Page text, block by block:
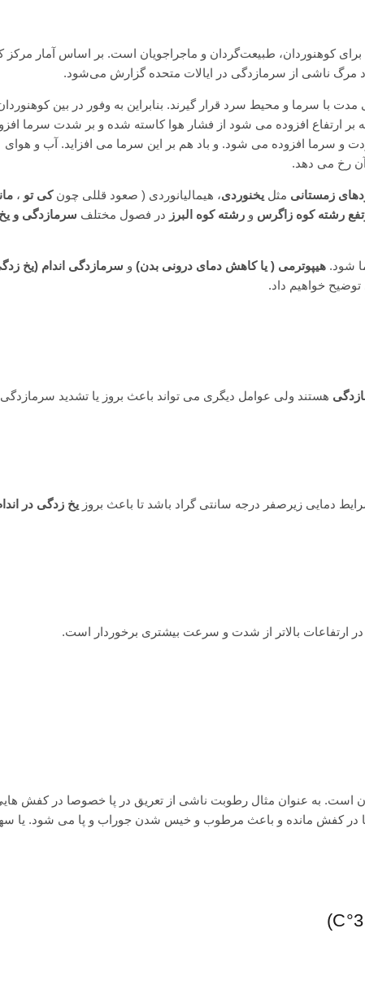
مرکز
با سرما و محیط سرد قرار گیرند. بنابراین به وفور در بین
ارتفاع افزوده می شود از فشار هوا کاسته شده و بر شدت سرما
آب و هوای
آن رخ می دهد.
زمستانی مثل یخنوردی، هیمالیانوردی ( صعود قللی چونکی تو ،
رشته کوه زاگرس و رشته کوه البرز در فصول مختلف سرمازدگی و
شود. هیپوترمی ( یا کاهش دمای درونی بدن) و سرمازدگی اندام (یخ
خواهیم داد.
هستند ولی عوامل دیگری می تواند باعث بروز یا تشدید سرمازدگی
دمایی زیرصفر درجه سانتی گراد باشد تا باعث بروز یخ زدگی در
ارتفاعات بالاتر از شدت و سرعت بیشتری برخوردار است.
به عنوان مثال رطوبت ناشی از تعریق در پا خصوصا در کفش
در کفش مانده و باعث مرطوب و خیس شدن جوراب و پا می شود. یا